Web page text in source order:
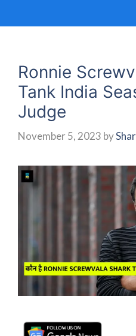
Ronnie
Tank India
Judge
November 5, 2023 by